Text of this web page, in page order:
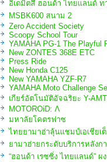
อิเดมิตสึ ฮอนด้า ไทยแลนด์ ท
MSBK600 สนาม 2
Zero Accident Society
Scoopy School Tour
YAMAHA PG-1 The Playful
New ZONTES 368E ETC
Press Ride
New Honda C125
New YAMAHA YZF-R7
YAMAHA Moto Challenge
เกียร์อัตโนมัติอัจฉริยะ Y-AMT
MOTOROiD: Λ
มหาลัยโคตรฟาซ
ไทยยามาฮ่าลุ้นแชมป์เอเชียเ
ยามาฮ่ายกระดับบริการหลังก
“ฮอนด้า เรซซิ่ง ไทยแลนด์” ผ